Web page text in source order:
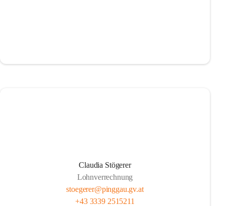
Claudia Stögerer
Lohnverrechnung
stoegerer@pinggau.gv.at
+43 3339 2515211